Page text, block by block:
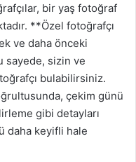
bir yaş fotoğraf
**Özel fotoğrafçı
ve daha önceki
sayede, sizin ve
bulabilirsiniz.
çekim günü
gibi detayları
daha keyifli hale